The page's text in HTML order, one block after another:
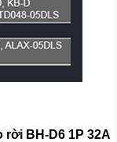
BH-D6 1P 32A